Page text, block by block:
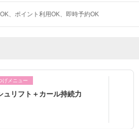
ポイント利用OK 即時予約OK
げメニュー
ュリフト＋カール持続力